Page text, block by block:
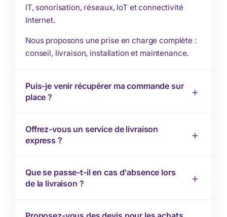
IT, sonorisation, réseaux, IoT et connectivité
Internet.
Nous proposons une prise en charge complète :
conseil, livraison, installation et maintenance.
Puis-je venir récupérer ma commande sur
place ?
Offrez-vous un service de livraison
express ?
Que se passe-t-il en cas d'absence lors
de la livraison ?